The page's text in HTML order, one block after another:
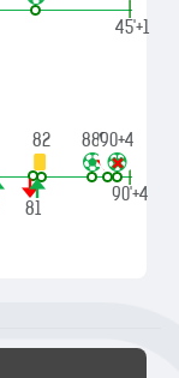
|
45'+1
82 8890
90+4
81
|
90'+4